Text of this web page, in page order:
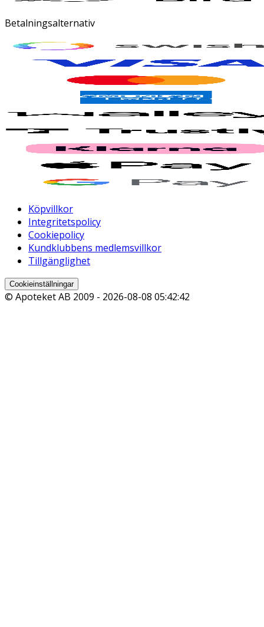
Betalningsalternativ
Köpvillkor
Integritetspolicy
Cookiepolicy
Kundklubbens medlemsvillkor
Tillgänglighet
Cookieinställningar
© Apoteket AB 2009 - 2026-08-08 05:42:42